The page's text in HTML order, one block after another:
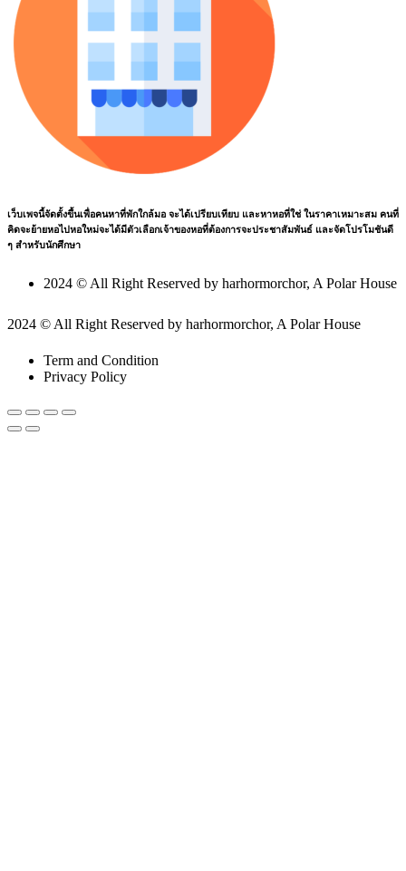
เว็บเพจนี้จัดตั้งขึ้นเพื่อคนหาที่พักใกล้มอ จะได้เปรียบเทียบ และหาหอที่ใช่ ในราคาเหมาะสม คนที่
คิดจะย้ายหอไปหอใหม่จะได้มีตัวเลือกเจ้าของหอที่ต้องการจะประชาสัมพันธ์ และจัดโปรโมชันดี
ๆ สำหรับนักศึกษา
2024 © All Right Reserved by harhormorchor, A Polar House
2024 © All Right Reserved by harhormorchor, A Polar House
Term and Condition
Privacy Policy